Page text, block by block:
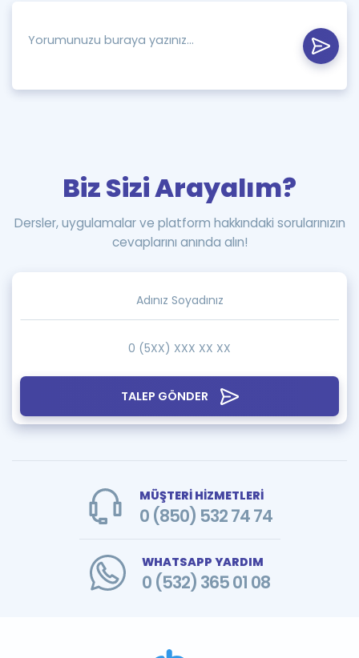
TALEP GÖNDER
Biz Sizi Arayalım?
Dersler, uygulamalar ve platform hakkındaki sorularınızın
cevaplarını anında alın!
MÜŞTERİ HİZMETLERİ
0 (850) 532 74 74
WHATSAPP YARDIM
0 (532) 365 01 08